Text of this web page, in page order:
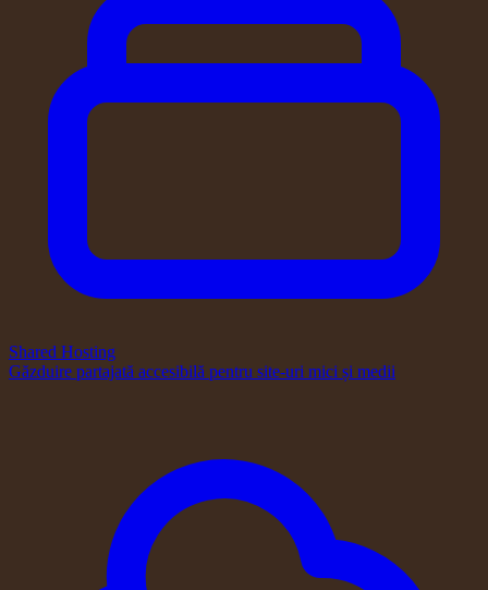
Shared Hosting
Găzduire partajată accesibilă pentru site-uri mici și medii